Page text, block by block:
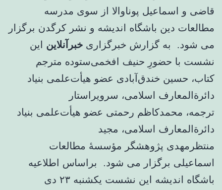
قاضی و اسماعیل پوناوالا از سوی مدرسه
مطالعات دین باشگاه اندیشه و نشر کرگدن برگزار
می شود. به گزارش خبرگزاری خبرآنلاین این
نشست با حضورِ حنیف افخمی‌ستوده مترجم
کتاب، حسین خندق‌آبادی عضو هیأت‌علمی بنیاد
دائرةالمعارف اسلامی، سرویراستار
ترجمه، محمدکاظم رحمتی عضو هیأت‌علمی بنیاد
دائرةالمعارف اسلامی، مجید
منتظرمهدی پژوهشگر مؤسسهٔ مطالعات
اسماعیلی برگزار می شود. براساس اطلاعیه
باشگاه اندیشه این نشست یکشنبه ۲۳ دی